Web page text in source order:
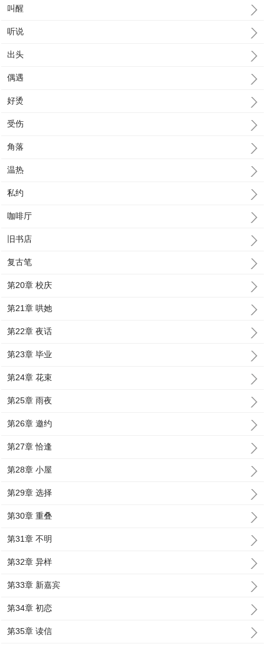
叫醒
听说
出头
偶遇
好烫
受伤
角落
温热
私约
咖啡厅
旧书店
复古笔
第20章 校庆
第21章 哄她
第22章 夜话
第23章 毕业
第24章 花束
第25章 雨夜
第26章 邀约
第27章 恰逢
第28章 小屋
第29章 选择
第30章 重叠
第31章 不明
第32章 异样
第33章 新嘉宾
第34章 初恋
第35章 读信